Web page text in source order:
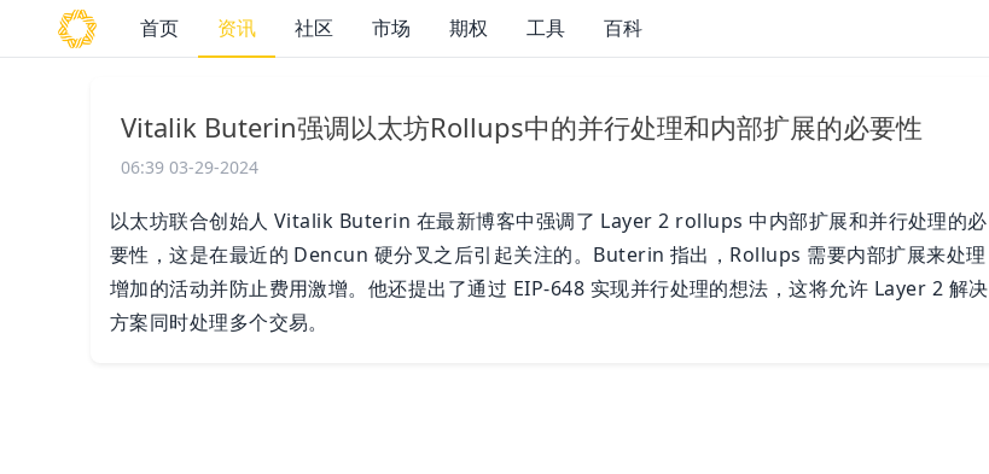
首页 资讯 社区 市场 期权 工具 百科
Vitalik Buterin强调以太坊Rollups中的并行处理和内部扩展的必要性
06:39 03-29-2024
以太坊联合创始人 Vitalik Buterin 在最新博客中强调了 Layer 2 rollups 中内部扩展和并行处理的必
要性，这是在最近的 Dencun 硬分叉之后引起关注的。Buterin 指出，Rollups 需要内部扩展来处理
增加的活动并防止费用激增。他还提出了通过 EIP-648 实现并行处理的想法，这将允许 Layer 2 解决
方案同时处理多个交易。